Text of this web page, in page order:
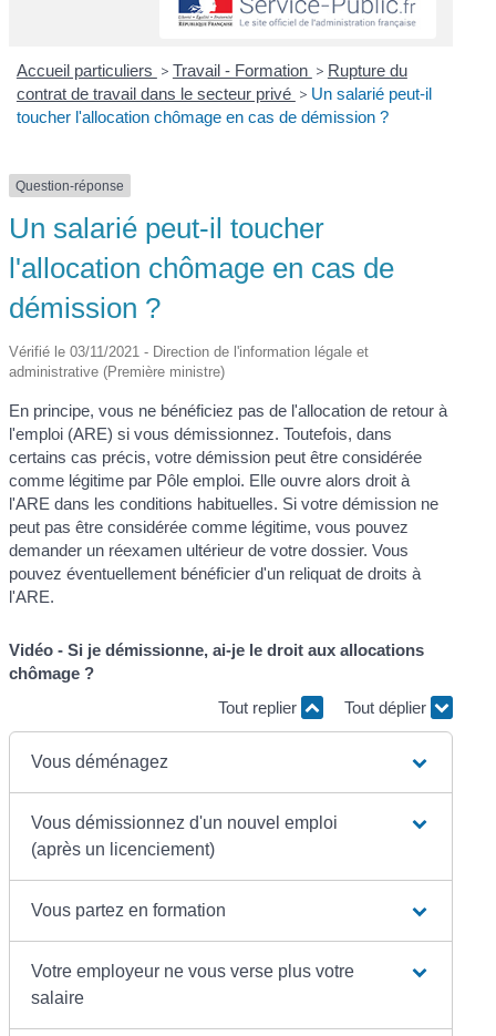
Accueil particuliers > Travail - Formation > Rupture du
contrat de travail dans le secteur privé > Un salarié peut-il
toucher l'allocation chômage en cas de démission ?
Question-réponse
Un salarié peut-il toucher
l'allocation chômage en cas de
démission ?
Vérifié le 03/11/2021 - Direction de l'information légale et
administrative (Première ministre)
En principe, vous ne bénéficiez pas de l'allocation de retour à
l'emploi (ARE) si vous démissionnez. Toutefois, dans
certains cas précis, votre démission peut être considérée
comme légitime par Pôle emploi. Elle ouvre alors droit à
l'ARE dans les conditions habituelles. Si votre démission ne
peut pas être considérée comme légitime, vous pouvez
demander un réexamen ultérieur de votre dossier. Vous
pouvez éventuellement bénéficier d'un reliquat de droits à
l'ARE.
Vidéo - Si je démissionne, ai-je le droit aux allocations
chômage ?
Tout replier
Tout déplier
Vous déménagez
Vous démissionnez d'un nouvel emploi
(après un licenciement)
Vous partez en formation
Votre employeur ne vous verse plus votre
salaire